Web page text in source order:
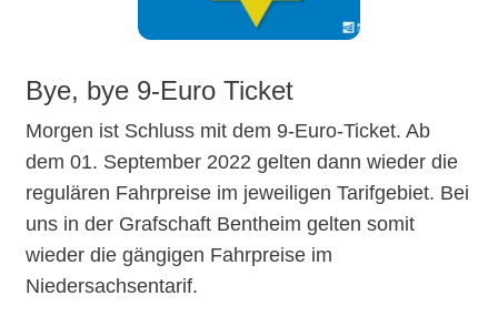
Bye, bye 9-Euro Ticket
Morgen ist Schluss mit dem 9-Euro-Ticket. Ab
dem 01. September 2022 gelten dann wieder die
regulären Fahrpreise im jeweiligen Tarifgebiet. Bei
uns in der Grafschaft Bentheim gelten somit
wieder die gängigen Fahrpreise im
Niedersachsentarif.